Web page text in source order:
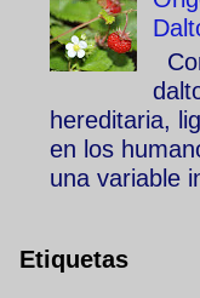
hereditaria,
en los
una variable
Etiquetas